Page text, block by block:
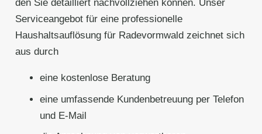
den Sie detailliert nachvollziehen können. Unser
Serviceangebot für eine professionelle
Haushaltsauflösung für Radevormwald zeichnet sich
aus durch
eine kostenlose Beratung
eine umfassende Kundenbetreuung per Telefon
und E-Mail